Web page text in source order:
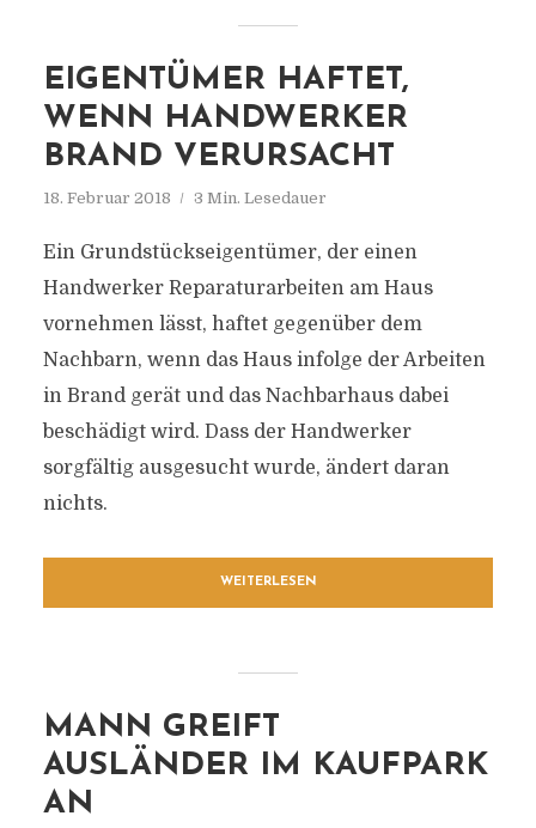
EIGENTÜMER HAFTET,
WENN HANDWERKER
BRAND VERURSACHT
18. Februar 2018 3 Min. Lesedauer
Ein Grundstückseigentümer, der einen
Handwerker Reparaturarbeiten am Haus
vornehmen lässt, haftet gegenüber dem
Nachbarn, wenn das Haus infolge der Arbeiten
in Brand gerät und das Nachbarhaus dabei
beschädigt wird. Dass der Handwerker
sorgfältig ausgesucht wurde, ändert daran
nichts.
WEITERLESEN
MANN GREIFT
AUSLÄNDER IM KAUFPARK
AN